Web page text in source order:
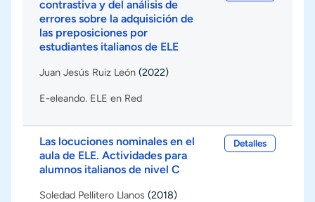
contrastiva y del análisis de
errores sobre la adquisición de
las preposiciones por
estudiantes italianos de ELE
Juan Jesús Ruiz León (2022)
E-eleando. ELE en Red
Las locuciones nominales en el
aula de ELE. Actividades para
alumnos italianos de nivel C
Soledad Pellitero Llanos (2018)
Detalles